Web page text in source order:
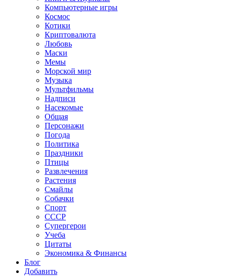
Компьютерные игры
Космос
Котики
Криптовалюта
Любовь
Маски
Мемы
Морской мир
Музыка
Мультфильмы
Надписи
Насекомые
Общая
Персонажи
Погода
Политика
Праздники
Птицы
Развлечения
Растения
Смайлы
Собачки
Спорт
СССР
Супергерои
Учеба
Цитаты
Экономика & Финансы
Блог
Добавить